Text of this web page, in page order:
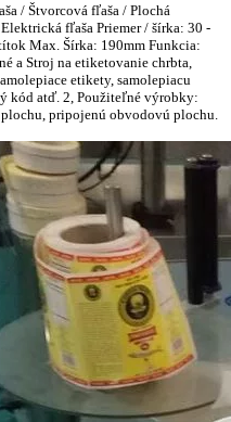
/ Štvorcová fľaša / Plochá
fľaša Priemer / šírka: 30 -
Max. Šírka: 190mm Funkcia:
a Stroj na etiketovanie chrbta,
etikety, samolepiacu
kód atď. 2, Použiteľné výrobky:
pripojenú obvodovú plochu.